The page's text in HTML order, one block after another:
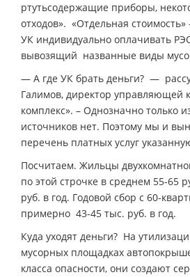
ртутьсодержащие приборы,
отходов». «Отдельная
УК индивидуально оплачивать
вывозящий названные виды
— А где УК брать деньги? —
Галимов, директор управляющей
комплекс». – Однозначно только
источников нет. Поэтому мы и
перечень платных услуг
Посчитаем. Жильцы
по этой строчке в среднем 55-65
руб. в год. Годовой сбор с 60-
примерно 43-45 тыс. руб. в год.
Куда уходят деньги? На
мусорных площадках
класса опасности, они создают